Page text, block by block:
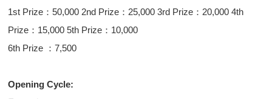
1st Prize：50,000 2nd Prize：25,000 3rd Prize：20,000 4th
Prize：15,000 5th Prize：10,000
6th Prize ：7,500
Opening Cycle: